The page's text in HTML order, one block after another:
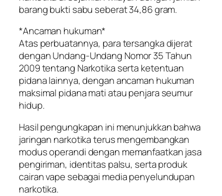
barang bukti sabu seberat 34,86 gram.
*Ancaman hukuman*
Atas perbuatannya, para tersangka dijerat
dengan Undang-Undang Nomor 35 Tahun
2009 tentang Narkotika serta ketentuan
pidana lainnya, dengan ancaman hukuman
maksimal pidana mati atau penjara seumur
hidup.
Hasil pengungkapan ini menunjukkan bahwa
jaringan narkotika terus mengembangkan
modus operandi dengan memanfaatkan jasa
pengiriman, identitas palsu, serta produk
cairan vape sebagai media penyelundupan
narkotika.